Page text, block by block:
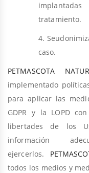
tratamiento.
4.
caso.
PETMASCOTA
implementado
para aplicar las
GDPR y la LOPD
libertades de los
información
ejercerlos.
todos los medios y